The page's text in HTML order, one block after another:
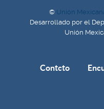
© Unión
Desarrollado por el
Unión
Contcto